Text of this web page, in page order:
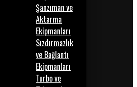
Şanzıman ve
Aktarma
Ekipmanları
Sızdırmazlık
ve Bağlantı
Ekipmanları
Turbo ve